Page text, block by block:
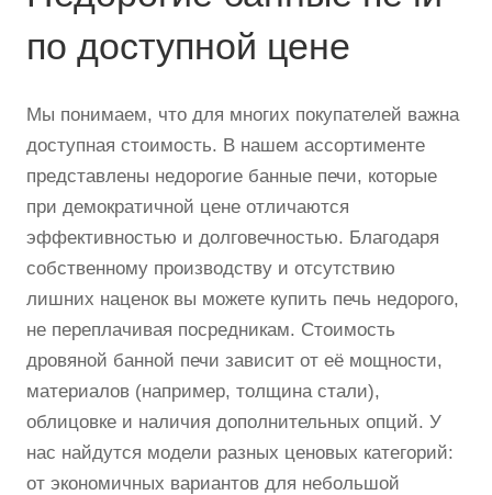
по доступной цене
Мы понимаем, что для многих покупателей важна
доступная стоимость. В нашем ассортименте
представлены недорогие банные печи, которые
при демократичной цене отличаются
эффективностью и долговечностью. Благодаря
собственному производству и отсутствию
лишних наценок вы можете купить печь недорого,
не переплачивая посредникам. Стоимость
дровяной банной печи зависит от её мощности,
материалов (например, толщина стали),
облицовке и наличия дополнительных опций. У
нас найдутся модели разных ценовых категорий:
от экономичных вариантов для небольшой